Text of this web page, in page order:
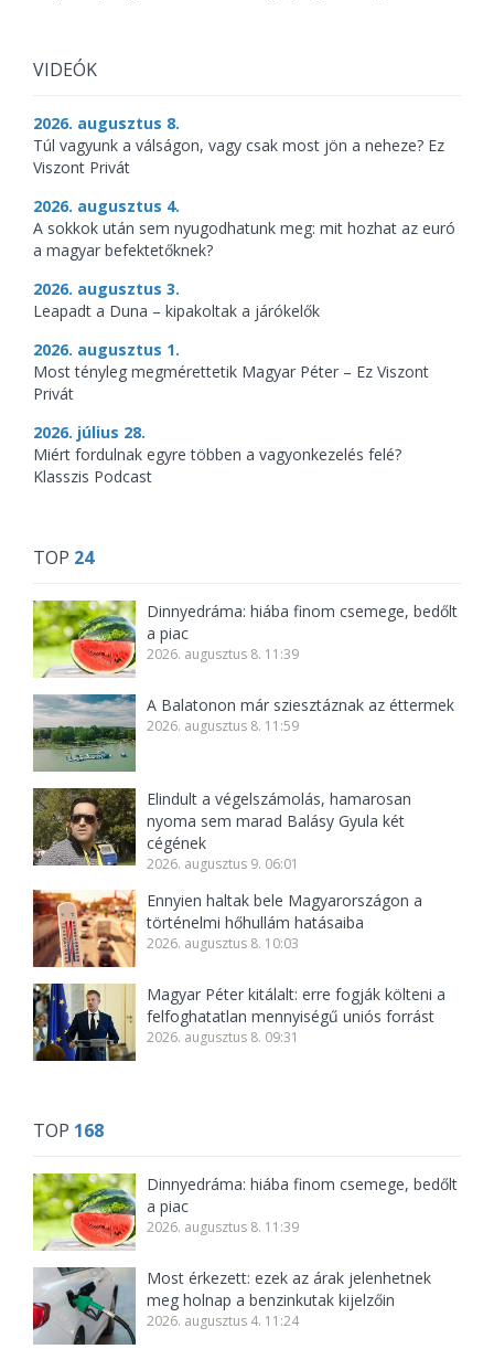
VIDEÓK
2026. augusztus 8.
Túl vagyunk a válságon, vagy csak most jön a neheze? Ez
Viszont Privát
2026. augusztus 4.
A sokkok után sem nyugodhatunk meg: mit hozhat az euró
a magyar befektetőknek?
2026. augusztus 3.
Leapadt a Duna – kipakoltak a járókelők
2026. augusztus 1.
Most tényleg megmérettetik Magyar Péter – Ez Viszont
Privát
2026. július 28.
Miért fordulnak egyre többen a vagyonkezelés felé?
Klasszis Podcast
TOP 24
Dinnyedráma: hiába finom csemege, bedőlt
a piac
2026. augusztus 8. 11:39
A Balatonon már sziesztáznak az éttermek
2026. augusztus 8. 11:59
Elindult a végelszámolás, hamarosan
nyoma sem marad Balásy Gyula két
cégének
2026. augusztus 9. 06:01
Ennyien haltak bele Magyarországon a
történelmi hőhullám hatásaiba
2026. augusztus 8. 10:03
Magyar Péter kitálalt: erre fogják költeni a
felfoghatatlan mennyiségű uniós forrást
2026. augusztus 8. 09:31
TOP 168
Dinnyedráma: hiába finom csemege, bedőlt
a piac
2026. augusztus 8. 11:39
Most érkezett: ezek az árak jelenhetnek
meg holnap a benzinkutak kijelzőin
2026. augusztus 4. 11:24